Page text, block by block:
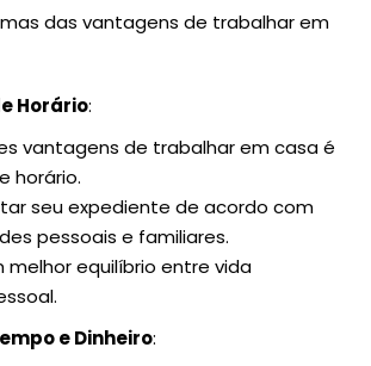
das vantagens de trabalhar em
Horário:
vantagens de trabalhar em casa é
horário.
seu expediente de acordo com
pessoais e familiares.
melhor equilíbrio entre vida
e Dinheiro: